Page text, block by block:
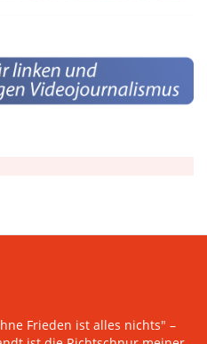
Frieden ist alles nichts" –